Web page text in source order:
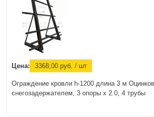
Цена: 3368,00 руб. / шт
Ограждение кровли h-1200 длина 3 м
снегозадержателем, 3 опоры х 2.0, 4 трубы